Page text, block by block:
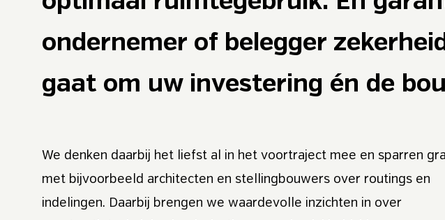
ondernemer of belegger
gaat om uw investering én de
We denken daarbij het liefst al in het voortraject mee en sparren
met bijvoorbeeld architecten en stellingbouwers over routings en
indelingen. Daarbij brengen we waardevolle inzichten in over